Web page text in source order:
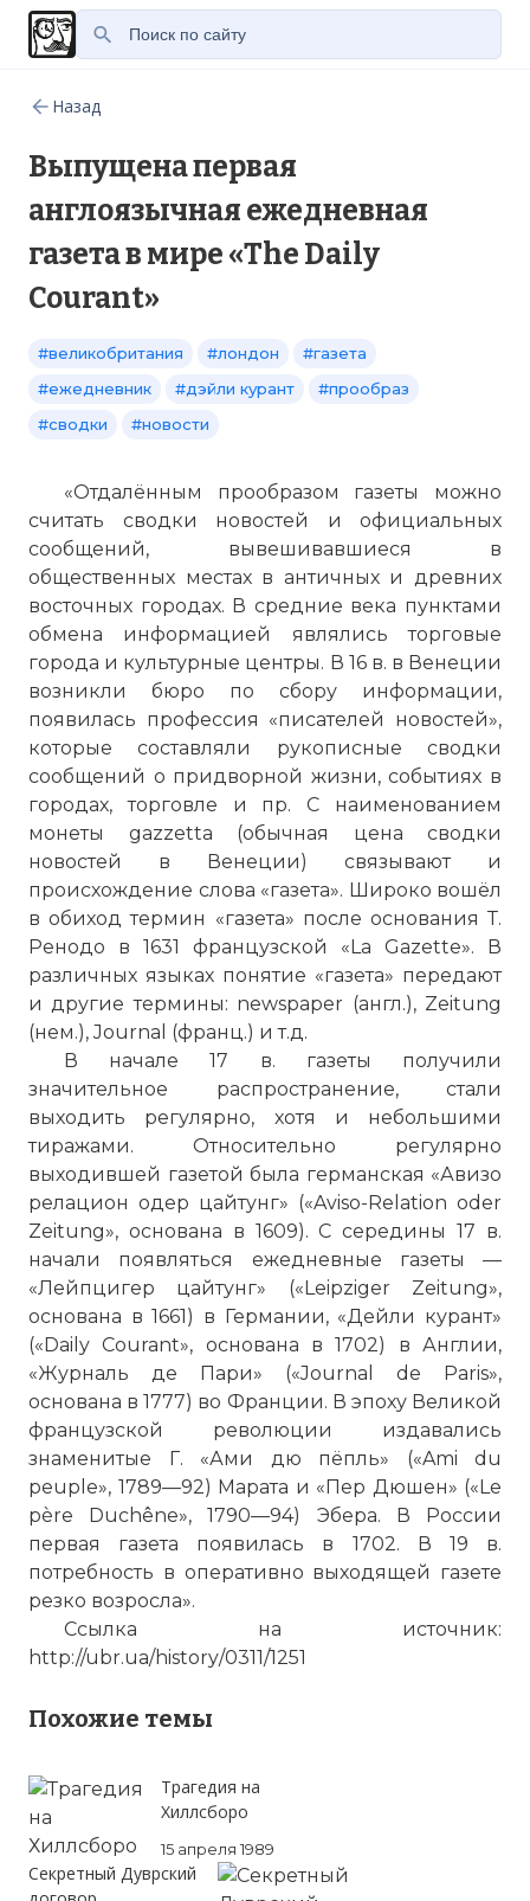
Назад
Выпущена первая
англоязычная ежедневная
газета в мире «The Daily
Courant»
#великобритания #лондон
#газета
#ежедневник
#дэйли курант
#прообраз
#сводки
#новости
«Отдалённым прообразом газеты можно
считать сводки новостей и официальных
сообщений, вывешивавшиеся в
общественных местах в античных и древних
восточных городах. В средние века пунктами
обмена информацией являлись торговые
города и культурные центры. В 16 в. в Венеции
возникли бюро по сбору информации,
появилась профессия «писателей новостей»,
которые составляли рукописные сводки
сообщений о придворной жизни, событиях в
городах, торговле и пр. С наименованием
монеты gazzetta (обычная цена сводки
новостей в Венеции) связывают и
происхождение слова «газета». Широко вошёл
в обиход термин «газета» после основания Т.
Ренодо в 1631 французской «La Gazette». В
различных языках понятие «газета» передают
и другие термины: newspaper (англ.), Zeitung
(нем.), Journal (франц.) и т.д.
В начале 17 в. газеты получили
значительное распространение, стали
выходить регулярно, хотя и небольшими
тиражами. Относительно регулярно
выходившей газетой была германская «Авизо
релацион одер цайтунг» («Aviso-Relation oder
Zeitung», основана в 1609). С середины 17 в.
начали появляться ежедневные газеты —
«Лейпцигер цайтунг» («Leipziger Zeitung»,
основана в 1661) в Германии, «Дейли курант»
(«Daily Courant», основана в 1702) в Англии,
«Журналь де Пари» («Journal de Paris»,
основана в 1777) во Франции. В эпоху Великой
французской революции издавались
знаменитые Г. «Ами дю пёпль» («Ami du
peuple», 1789—92) Марата и «Пер Дюшен» («Le
père Duchêne», 1790—94) Эбера. В России
первая газета появилась в 1702. В 19 в.
потребность в оперативно выходящей газете
резко возросла».
Ссылка на источник:
http://ubr.ua/history/0311/1251
Похожие темы
Трагедия на
Хиллсборо
15 апреля 1989
Секретный Дуврский